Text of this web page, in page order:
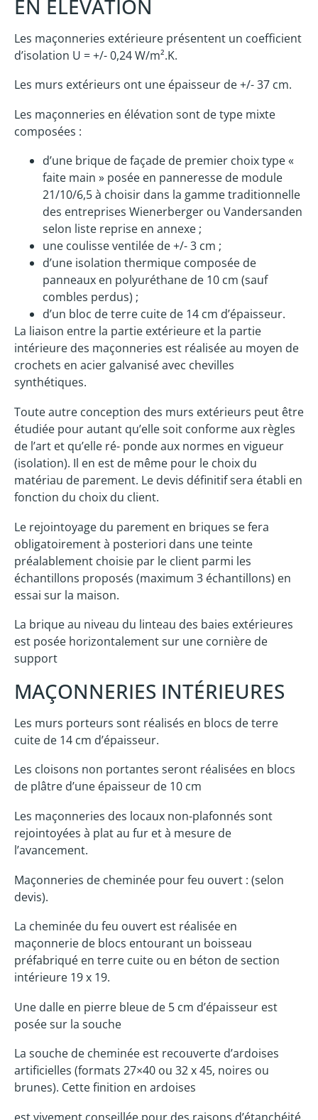
EN ÉLÉVATION
Les maçonneries extérieure présentent un coefficient
d’isolation U = +/- 0,24 W/m².K.
Les murs extérieurs ont une épaisseur de +/- 37 cm.
Les maçonneries en élévation sont de type mixte
composées :
d’une brique de façade de premier choix type «
faite main » posée en panneresse de module
21/10/6,5 à choisir dans la gamme traditionnelle
des entreprises Wienerberger ou Vandersanden
selon liste reprise en annexe ;
une coulisse ventilée de +/- 3 cm ;
d’une isolation thermique composée de
panneaux en polyuréthane de 10 cm (sauf
combles perdus) ;
d’un bloc de terre cuite de 14 cm d’épaisseur.
La liaison entre la partie extérieure et la partie
intérieure des maçonneries est réalisée au moyen de
crochets en acier galvanisé avec chevilles
synthétiques.
Toute autre conception des murs extérieurs peut être
étudiée pour autant qu’elle soit conforme aux règles
de l’art et qu’elle ré- ponde aux normes en vigueur
(isolation). Il en est de même pour le choix du
matériau de parement. Le devis définitif sera établi en
fonction du choix du client.
Le rejointoyage du parement en briques se fera
obligatoirement à posteriori dans une teinte
préalablement choisie par le client parmi les
échantillons proposés (maximum 3 échantillons) en
essai sur la maison.
La brique au niveau du linteau des baies extérieures
est posée horizontalement sur une cornière de
support
MAÇONNERIES INTÉRIEURES
Les murs porteurs sont réalisés en blocs de terre
cuite de 14 cm d’épaisseur.
Les cloisons non portantes seront réalisées en blocs
de plâtre d’une épaisseur de 10 cm
Les maçonneries des locaux non-plafonnés sont
rejointoyées à plat au fur et à mesure de
l’avancement.
Maçonneries de cheminée pour feu ouvert : (selon
devis).
La cheminée du feu ouvert est réalisée en
maçonnerie de blocs entourant un boisseau
préfabriqué en terre cuite ou en béton de section
intérieure 19 x 19.
Une dalle en pierre bleue de 5 cm d’épaisseur est
posée sur la souche
La souche de cheminée est recouverte d’ardoises
artificielles (formats 27×40 ou 32 x 45, noires ou
brunes). Cette finition en ardoises